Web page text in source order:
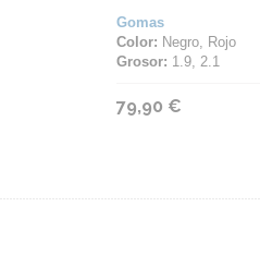
Gomas
Color: Negro, Rojo
Grosor: 1.9, 2.1
79,90 €